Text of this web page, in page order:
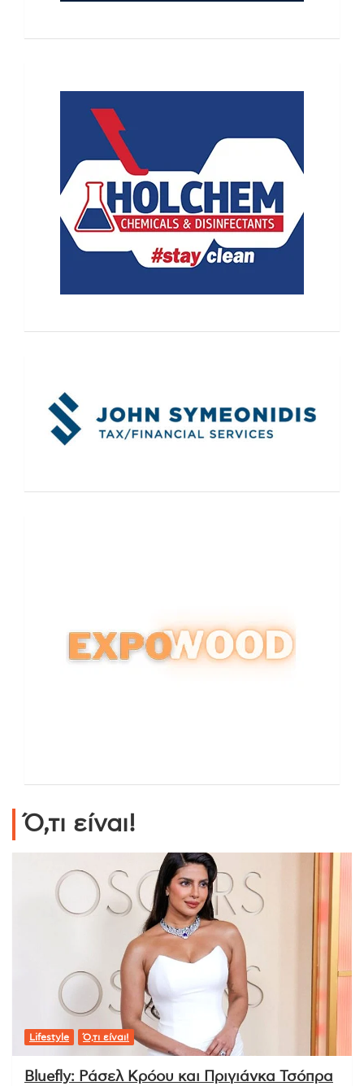
Ό,τι είναι!
Lifestyle Ό,τι είναι!
Bluefly: Ράσελ Κρόου και Πριγιάνκα Τσόπρα